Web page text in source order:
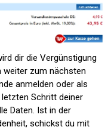
dir die Vergünstigung
weiter zum nächsten
anmelden oder als
Schritt deiner
Daten. Ist in der
schickst du mit